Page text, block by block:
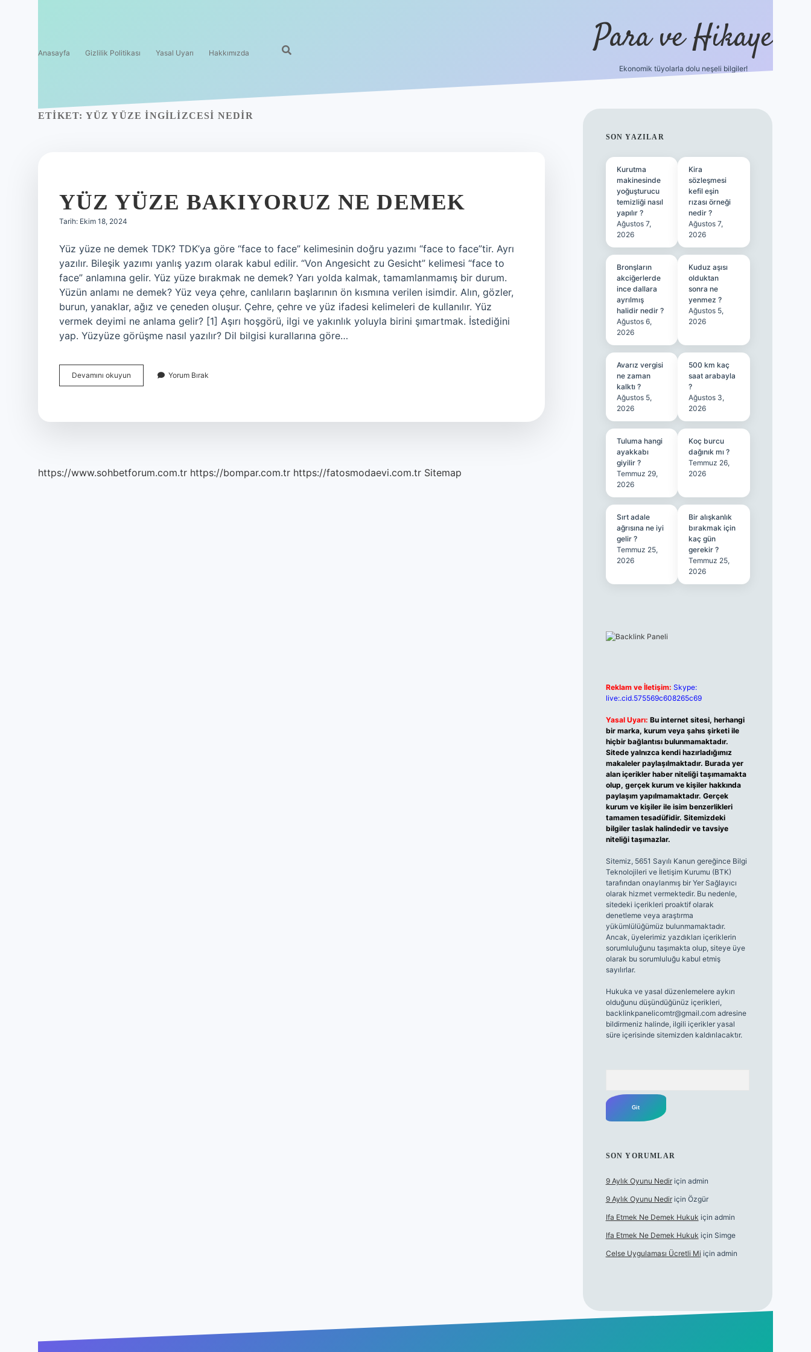
Anasayfa Gizlilik Politikası Yasal Uyarı Hakkımızda Para ve Hikaye
Ekonomik tüyolarla dolu neşeli bilgiler!
ETIKET: YÜZ YÜZE INGILIZCESI NEDIR
YÜZ YÜZE BAKIYORUZ NE DEMEK
Tarih: Ekim 18, 2024
Yüz yüze ne demek TDK? TDK’ya göre “face to face” kelimesinin doğru yazımı “face to face”tir. Ayrı
yazılır. Bileşik yazımı yanlış yazım olarak kabul edilir. “Von Angesicht zu Gesicht” kelimesi “face to
face” anlamına gelir. Yüz yüze bırakmak ne demek? Yarı yolda kalmak, tamamlanmamış bir durum.
Yüzün anlamı ne demek? Yüz veya çehre, canlıların başlarının ön kısmına verilen isimdir. Alın, gözler,
burun, yanaklar, ağız ve çeneden oluşur. Çehre, çehre ve yüz ifadesi kelimeleri de kullanılır. Yüz
vermek deyimi ne anlama gelir? [1] Aşırı hoşgörü, ilgi ve yakınlık yoluyla birini şımartmak. İstediğini
yap. Yüzyüze görüşme nasıl yazılır? Dil bilgisi kurallarına göre…
Devamını okuyun
Yüze
Yorum Bırak
https://www.sohbetforum.com.tr https://bompar.com.tr https://fatosmodaevi.com.tr Sitemap
SIDEBAR
SON YAZILAR
Kurutma
makinesinde
yoğuşturucu
temizliği nasıl
yapılır ?
Ağustos 7,
2026
Kira
sözleşmesi
kefil eşin
rızası örneği
nedir ?
Ağustos 7,
2026
Bronşların
akciğerlerde
ince dallara
ayrılmış
halidir nedir ?
Ağustos 6,
2026
Kuduz aşısı
olduktan
sonra ne
yenmez ?
Ağustos 5,
2026
Avarız vergisi
ne zaman
kalktı ?
Ağustos 5,
2026
500 km kaç
saat arabayla
?
Ağustos 3,
2026
Tuluma hangi
ayakkabı
giyilir ?
Temmuz 29,
2026
Koç burcu
dağınık mı ?
Temmuz 26,
2026
Sırt adale
ağrısına ne iyi
gelir ?
Temmuz 25,
2026
Bir alışkanlık
bırakmak için
kaç gün
gerekir ?
Temmuz 25,
2026
Reklam ve İletişim: Skype:
live:.cid.575569c608265c69
Yasal Uyarı: Bu internet sitesi, herhangi
bir marka, kurum veya şahıs şirketi ile
hiçbir bağlantısı bulunmamaktadır.
Sitede yalnızca kendi hazırladığımız
makaleler paylaşılmaktadır. Burada yer
alan içerikler haber niteliği taşımamakta
olup, gerçek kurum ve kişiler hakkında
paylaşım yapılmamaktadır. Gerçek
kurum ve kişiler ile isim benzerlikleri
tamamen tesadüfidir. Sitemizdeki
bilgiler taslak halindedir ve tavsiye
niteliği taşımazlar.
Sitemiz, 5651 Sayılı Kanun gereğince Bilgi
Teknolojileri ve İletişim Kurumu (BTK)
tarafından onaylanmış bir Yer Sağlayıcı
olarak hizmet vermektedir. Bu nedenle,
sitedeki içerikleri proaktif olarak
denetleme veya araştırma
yükümlülüğümüz bulunmamaktadır.
Ancak, üyelerimiz yazdıkları içeriklerin
sorumluluğunu taşımakta olup, siteye üye
olarak bu sorumluluğu kabul etmiş
sayılırlar.
Hukuka ve yasal düzenlemelere aykırı
olduğunu düşündüğünüz içerikleri,
backlinkpanelicomtr@gmail.comadresine
bildirmeniz halinde, ilgili içerikler yasal
süre içerisinde sitemizden kaldırılacaktır.
SON YORUMLAR
9 Aylık Oyunu Nediriçin admin
9 Aylık Oyunu Nediriçin Özgür
Ifa Etmek Ne Demek Hukuk için admin
Ifa Etmek Ne Demek Hukuk için Simge
Celse Uygulaması Ücretli Mi için admin
https://elexbetgiris.org/